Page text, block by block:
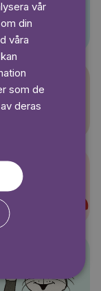
vår
din
våra
som de
deras